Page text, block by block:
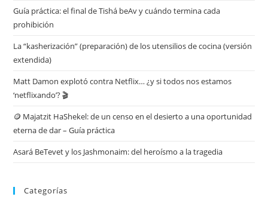
Guía práctica: el final de Tishá beAv y cuándo termina cada
prohibición
La “kasherización” (preparación) de los utensilios de cocina (versión
extendida)
Matt Damon explotó contra Netflix… ¿y si todos nos estamos
‘netflixando’? 🎬
🪙 Majatzit HaShekel: de un censo en el desierto a una oportunidad
eterna de dar – Guía práctica
Asará BeTevet y los Jashmonaim: del heroísmo a la tragedia
Categorías